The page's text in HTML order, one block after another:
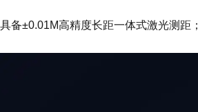
具备±0.01M高精度长距一体式激光测距；